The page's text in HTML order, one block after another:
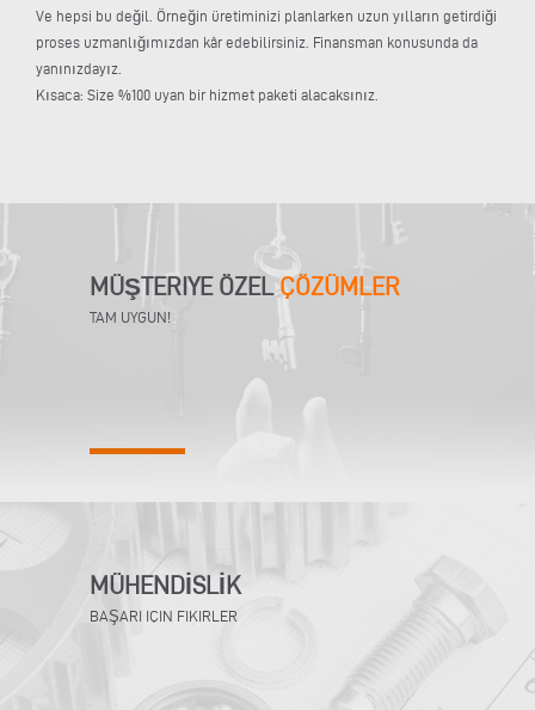
Ve hepsi bu değil. Örneğin üretiminizi planlarken uzun yılların getirdiği
proses uzmanlığımızdan kâr edebilirsiniz. Finansman konusunda da
yanınızdayız.
Kısaca: Size %100 uyan bir hizmet paketi alacaksınız.
MÜŞTERIYE ÖZELÇÖZÜMLER
TAM UYGUN!
MÜHENDİSLİK
BAŞARI IÇIN FIKIRLER